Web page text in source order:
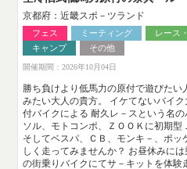
京都府：近畿スポ－ツランド
フェス ミーティング レース
キャンプ
その他
開催期間：2026年10月04日
勝ち負けより低馬力の原付で遊びた
みたい大人の貴方。 イケてないバイ
付バイクによる 耐久レ－スという名
ソル、モトコンポ、ＺＯＯＫに初期
そしてベスパ、ＣＢ、モンキ－、ポ
しく走ってみませんか？ お昼休みに
の街乗りバイクにてサ－キットを体験